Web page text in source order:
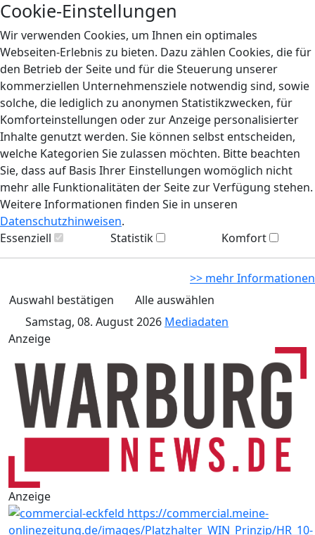
Cookie-Einstellungen
Wir verwenden Cookies, um Ihnen ein optimales
Webseiten-Erlebnis zu bieten. Dazu zählen Cookies, die für
den Betrieb der Seite und für die Steuerung unserer
kommerziellen Unternehmensziele notwendig sind, sowie
solche, die lediglich zu anonymen Statistikzwecken, für
Komforteinstellungen oder zur Anzeige personalisierter
Inhalte genutzt werden. Sie können selbst entscheiden,
welche Kategorien Sie zulassen möchten. Bitte beachten
Sie, dass auf Basis Ihrer Einstellungen womöglich nicht
mehr alle Funktionalitäten der Seite zur Verfügung stehen.
Weitere Informationen finden Sie in unseren
Datenschutzhinweisen.
Essenziell
Statistik Komfort
>> mehr Informationen
Auswahl bestätigen
Alle auswählen
Samstag, 08. August 2026 Mediadaten
Anzeige
Anzeige